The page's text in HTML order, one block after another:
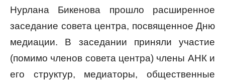
Нурлана Бикенова прошло расширенное
заседание совета центра, посвященное Дню
медиации. В заседании приняли участие
(помимо членов совета центра) члены АНК и
его структур, медиаторы, общественные